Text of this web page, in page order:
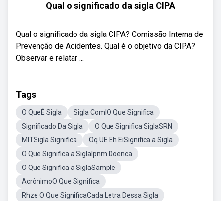
Qual o significado da sigla CIPA
Qual o significado da sigla CIPA? Comissão Interna de
Prevenção de Acidentes. Qual é o objetivo da CIPA?
Observar e relatar ...
Tags
O QueÉ Sigla
Sigla ComlO Que Significa
Significado Da Sigla
O Que Significa SiglaSRN
MITSigla Significa
Oq UE Eh EiSignifica a Sigla
O Que Significa a SiglaIpnm Doenca
O Que Significa a SiglaSample
AcrônimoO Que Significa
Rhze O Que SignificaCada Letra Dessa Sigla